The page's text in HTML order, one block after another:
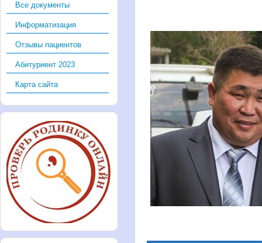
Все документы
Информатизация
Отзывы пациентов
Абитуриент 2023
Карта сайта